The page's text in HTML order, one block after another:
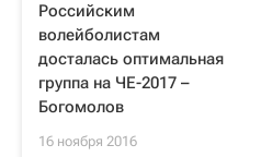
Российским
волейболистам
досталась оптимальная
группа на ЧЕ-2017 –
Богомолов
16 ноября 2016